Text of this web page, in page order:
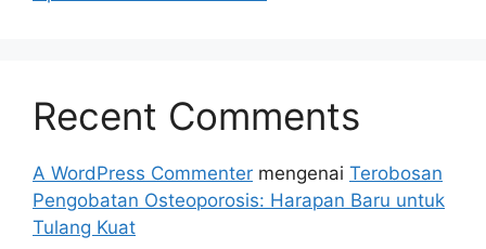
Recent Comments
A WordPress Commenter mengenai Terobosan
Pengobatan Osteoporosis: Harapan Baru untuk
Tulang Kuat